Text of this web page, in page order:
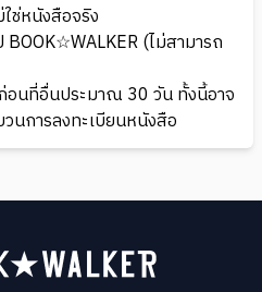
ช่หนังสือจริง
(ไม่สามารถ
อนที่อื่นประมาณ 30 วัน ทั้งนี้อาจ
นการลงทะเบียนหนังสือ